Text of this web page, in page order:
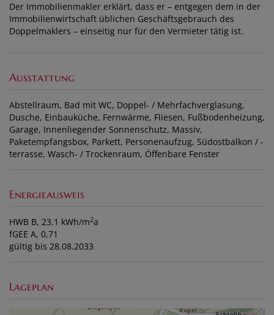
Der Immobilienmakler erklärt, dass er – entgegen dem in der
Immobilienwirtschaft üblichen Geschäftsgebrauch des
Doppelmaklers – einseitig nur für den Vermieter tätig ist.
Ausstattung
Abstellraum Bad mit WC Doppel- / Mehrfachverglasung
Dusche Einbauküche Fernwärme Fliesen Fußbodenheizung
Garage Innenliegender Sonnenschutz Massiv
Paketempfangsbox Parkett Personenaufzug Südostbalkon / -
terrasse Wasch- / Trockenraum Öffenbare Fenster
Energieausweis
HWB B, 23.1 kWh/m2a
fGEE A, 0,71
gültig bis 28.08.2033
Lageplan